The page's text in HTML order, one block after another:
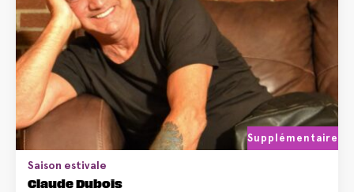
Supplémentaire
Saison estivale
Claude Dubois